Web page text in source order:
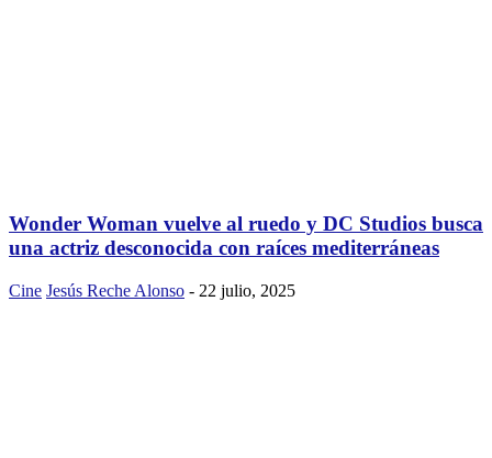
Wonder Woman vuelve al ruedo y DC Studios busca
una actriz desconocida con raíces mediterráneas
Cine Jesús Reche Alonso - 22 julio, 2025